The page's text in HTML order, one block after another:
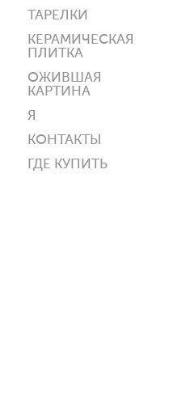
ТАРЕЛКИ
КЕРАМИЧЕСКАЯ
ПЛИТКА
ОЖИВШАЯ
КАРТИНА
Я
КОНТАКТЫ
ГДЕ КУПИТЬ